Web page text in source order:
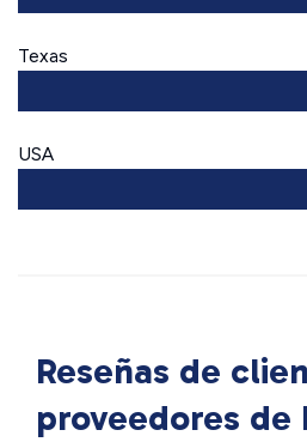
Texas
USA
Reseñas de
proveedores